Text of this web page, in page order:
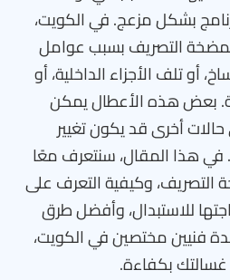
بشكل مزعج. في الكويت،
بمضخة التصريف بسبب عوامل
أو تلف الأجزاء الداخلية، أو
بعض هذه الأعطال يمكن
أخرى قد يكون تغيير
في هذا المقال، سنتعرف معًا
وكيفية التعرف على
للاستبدال، وأفضل طرق
فنيين مختصين في الكويت،
بكفاءة.